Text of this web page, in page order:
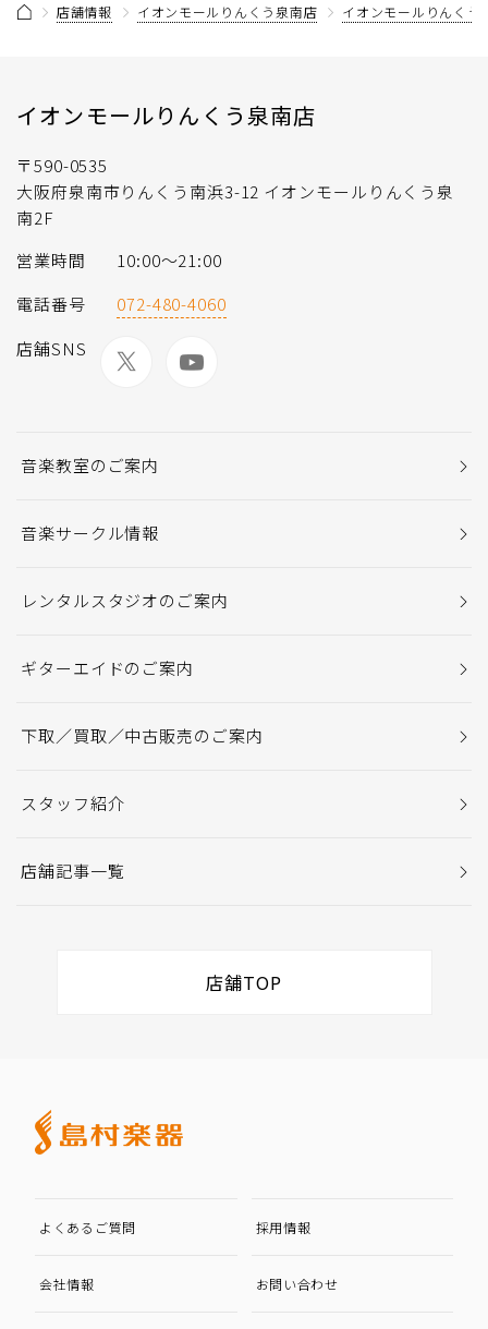
店舗情報 イオンモールりんくう泉南店 イオンモールりんくう
イオンモールりんくう泉南店
〒590-0535
大阪府泉南市りんくう南浜3-12 イオンモールりんくう泉
南2F
営業時間
10:00〜21:00
電話番号
072-480-4060
店舗SNS
音楽教室のご案内
音楽サークル情報
レンタルスタジオのご案内
ギターエイドのご案内
下取／買取／中古販売のご案内
スタッフ紹介
店舗記事一覧
店舗TOP
よくあるご質問 採用情報
会社情報 お問い合わせ